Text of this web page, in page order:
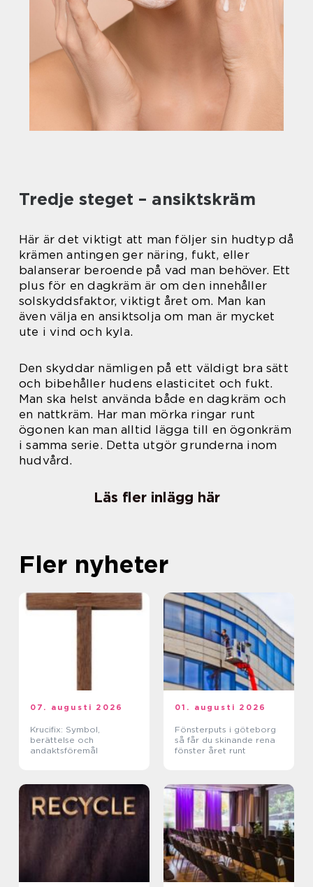
Tredje steget – ansiktskräm
Här är det viktigt att man följer sin hudtyp då
krämen antingen ger näring, fukt, eller
balanserar beroende på vad man behöver. Ett
plus för en dagkräm är om den innehåller
solskyddsfaktor, viktigt året om. Man kan
även välja en ansiktsolja om man är mycket
ute i vind och kyla.
Den skyddar nämligen på ett väldigt bra sätt
och bibehåller hudens elasticitet och fukt.
Man ska helst använda både en dagkräm och
en nattkräm. Har man mörka ringar runt
ögonen kan man alltid lägga till en ögonkräm
i samma serie. Detta utgör grunderna inom
hudvård.
Läs fler inlägg här
Fler nyheter
07. augusti 2026
Krucifix: Symbol,
berättelse och
andaktsföremål
01. augusti 2026
Fönsterputs i göteborg
så får du skinande rena
fönster året runt